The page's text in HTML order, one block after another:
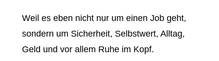
Weil es eben nicht nur um einen Job geht,
sondern um Sicherheit, Selbstwert, Alltag,
Geld und vor allem Ruhe im Kopf.